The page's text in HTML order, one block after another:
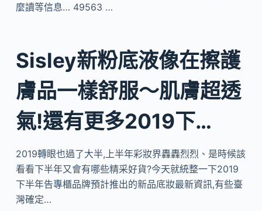
麼讀等信息… 49563 …
Sisley新粉底液像在擦護
膚品一樣舒服～肌膚超透
氣!還有更多2019下…
2019轉眼也過了大半,上半年彩妝界轟轟烈烈、是時候該
看看下半年又會有哪些精采好貨?今天就統整一下2019
下半年告專櫃品牌預計推出的新品底妝最新資訊,有些臺
灣確定…